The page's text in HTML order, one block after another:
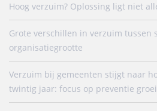
Hoog verzuim? Oplossing ligt niet
Grote verschillen in verzuim tussen
organisatiegrootte
Verzuim bij gemeenten stijgt naar
twintig jaar: focus op preventie